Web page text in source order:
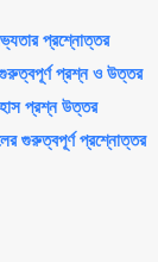
প্রশ্নোত্তর
প্রশ্ন ও উত্তর
প্রশ্ন উত্তর
গুরুত্বপূর্ণ প্রশ্নোত্তর